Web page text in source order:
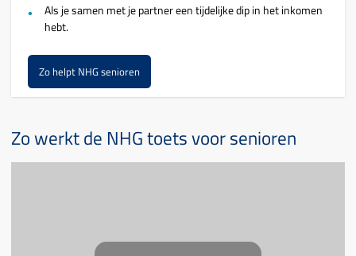
Als je samen met je partner een tijdelijke dip in het inkomen
hebt.
Zo helpt NHG senioren
Zo werkt de NHG toets voor senioren